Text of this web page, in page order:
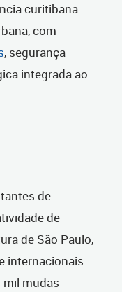
curitibana
com
, segurança
integrada ao
de
de
de São Paulo,
internacionais
mil mudas